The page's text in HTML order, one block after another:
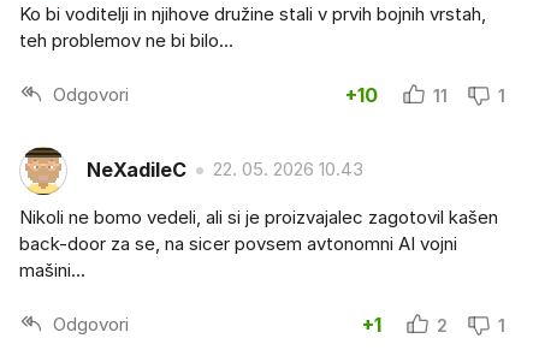
Ko bi voditelji in njihove družine stali v prvih bojnih vrstah,
teh problemov ne bi bilo...
Odgovori +10 11 1
NeXadileC 22. 05. 2026 10.43
Nikoli ne bomo vedeli, ali si je proizvajalec zagotovil kašen
back-door za se, na sicer povsem avtonomni AI vojni
mašini...
Odgovori +1 2 1